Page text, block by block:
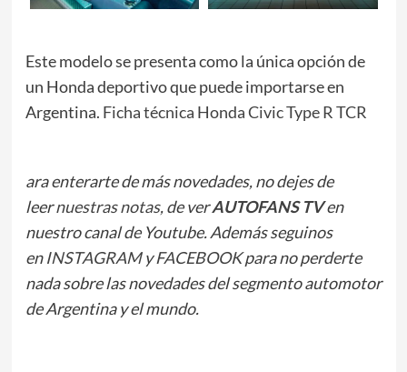
Este modelo se presenta como la única opción de
un Honda deportivo que puede importarse en
Argentina. Ficha técnica Honda Civic Type R TCR
ara enterarte de más novedades, no dejes de
leernuestras notas, de ver AUTOFANS TVen
nuestro canal de Youtube. Además seguinos
enINSTAGRAMyFACEBOOKpara no perderte
nada sobre las novedades del segmento automotor
de Argentina y el mundo.